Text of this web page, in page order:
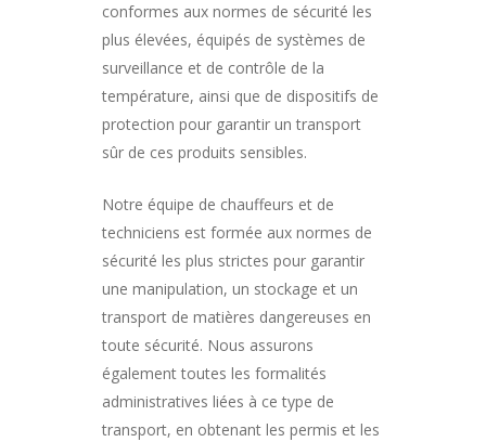
conformes aux normes de sécurité les
plus élevées, équipés de systèmes de
surveillance et de contrôle de la
température, ainsi que de dispositifs de
protection pour garantir un transport
sûr de ces produits sensibles.
Notre équipe de chauffeurs et de
techniciens est formée aux normes de
sécurité les plus strictes pour garantir
une manipulation, un stockage et un
transport de matières dangereuses en
toute sécurité. Nous assurons
également toutes les formalités
administratives liées à ce type de
transport, en obtenant les permis et les